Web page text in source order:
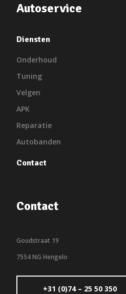
Autoservice
Diensten
Onderhoud
Tuning
Velgen
APK
Reparatie
Autobanden
Contact
Contact
Goudstraat 19
7554 NG Hengelo
+31 (0)74 – 25 50 350